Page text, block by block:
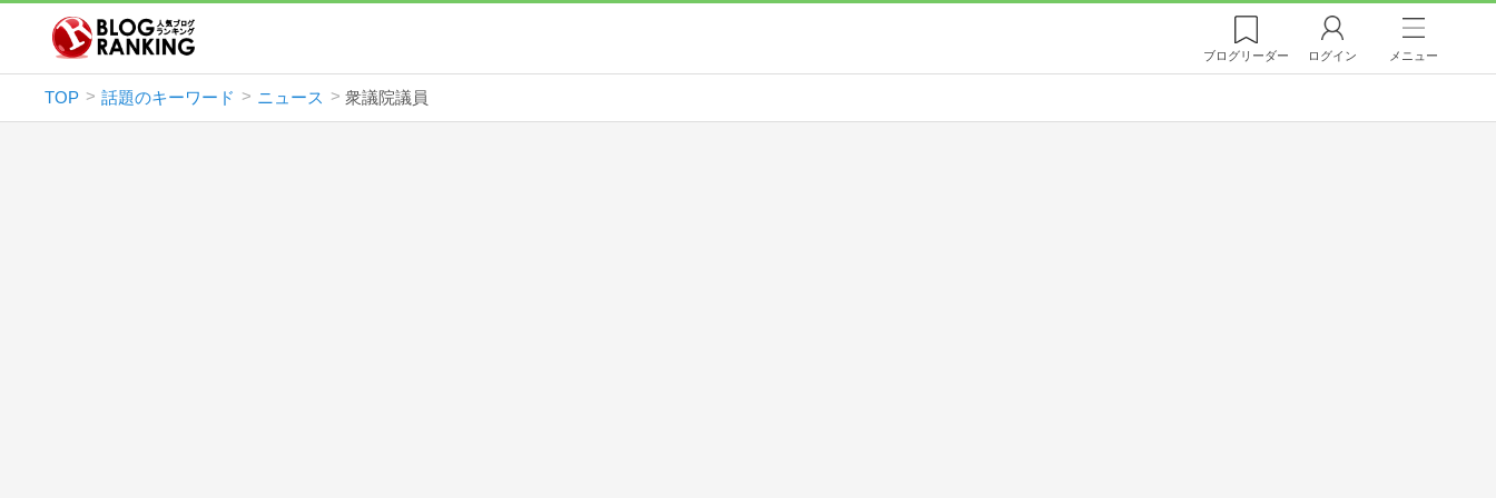
ブログリーダー ログイン メニュー
TOP 話題のキーワード ニュース 衆議院議員